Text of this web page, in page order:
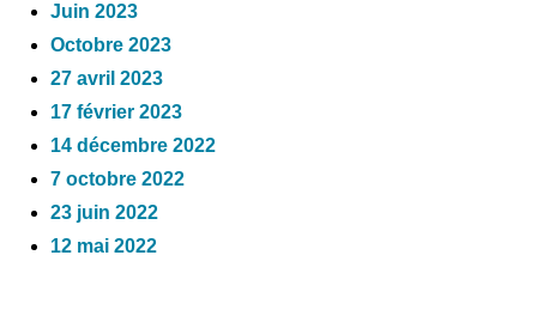
Juin 2023
Octobre 2023
27 avril 2023
17 février 2023
14 décembre 2022
7 octobre 2022
23 juin 2022
12 mai 2022